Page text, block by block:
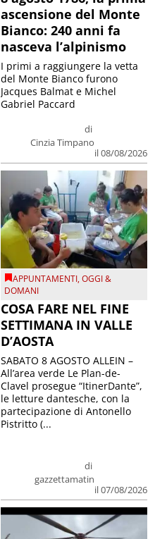
ascensione del Monte
Bianco: 240 anni fa
nasceva l’alpinismo
di
Cinzia Timpano
il 08/08/2026
I primi a raggiungere la vetta
del Monte Bianco furono
Jacques Balmat e Michel
Gabriel Paccard
APPUNTAMENTI,OGGI &
DOMANI
COSA FARE NEL FINE
SETTIMANA IN VALLE
D’AOSTA
di
gazzettamatin
il 07/08/2026
SABATO 8 AGOSTO ALLEIN –
All’area verde Le Plan-de-
Clavel prosegue “ItinerDante”,
le letture dantesche, con la
partecipazione di Antonello
Pistritto (...